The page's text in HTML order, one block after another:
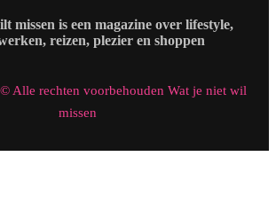
missen is een magazine over lifestyle,
reizen, plezier en shoppen
Alle rechten voorbehouden Wat je niet wil
missen